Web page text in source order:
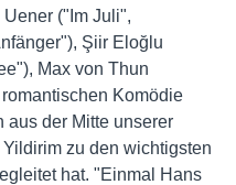
("Im Juli",
Şiir Eloğlu
Max von Thun
Komödie
aus der Mitte unserer
zu den wichtigsten
hat. "Einmal Hans